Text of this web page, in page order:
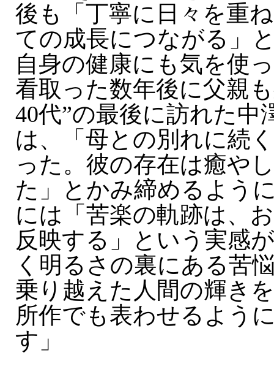
後も「丁寧に日々を重
ての成長につながる」
自身の健康にも気を使
看取った数年後に父親
40代”の最後に訪れた中
は、「母との別れに続
った。彼の存在は癒や
た」とかみ締めるよう
には「苦楽の軌跡は、
反映する」という実感
く明るさの裏にある苦
乗り越えた人間の輝き
所作でも表わせるよう
す」